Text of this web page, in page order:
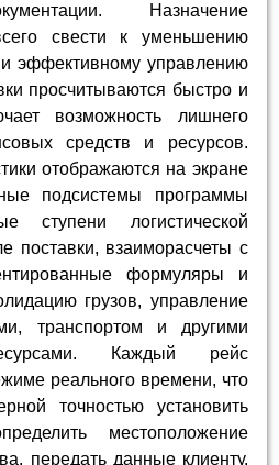
Назначение
свести к уменьшению
и эффективному управлению
просчитываются быстро и
возможность лишнего
средств и ресурсов.
отображаются на экране
подсистемы программы
ступени логистической
поставки, взаиморасчеты с
формуляры и
грузов, управление
транспортом и другими
Каждый рейс
реального времени, что
точностью установить
местоположение
передать данные клиенту.